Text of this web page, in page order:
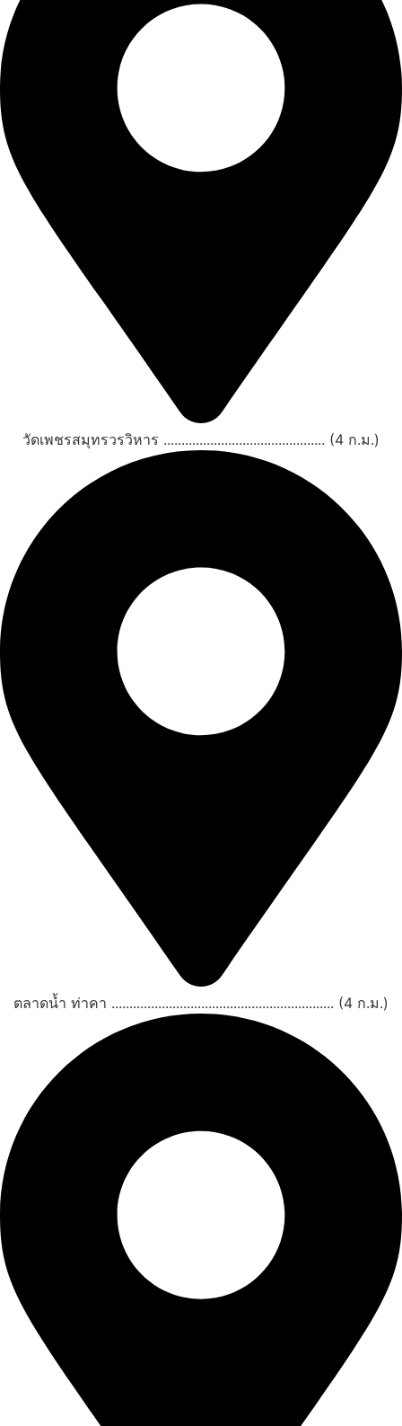
วัดเพชรสมุทรวรวิหาร ............................................. (4 ก.ม.)
ตลาดน้ำ ท่าคา .............................................................. (4 ก.ม.)